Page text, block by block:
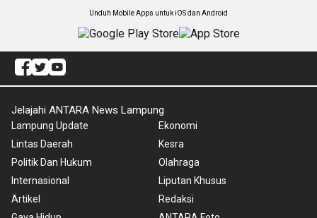
Unduh Mobile Apps untuk iOS dan Android
Jelajahi ANTARA News Lampung
Lampung Update
Lintas Daerah
Politik Dan Hukum
Internasional
Artikel
Ekonomi
Kesra
Olahraga
Liputan Khusus
Redaksi